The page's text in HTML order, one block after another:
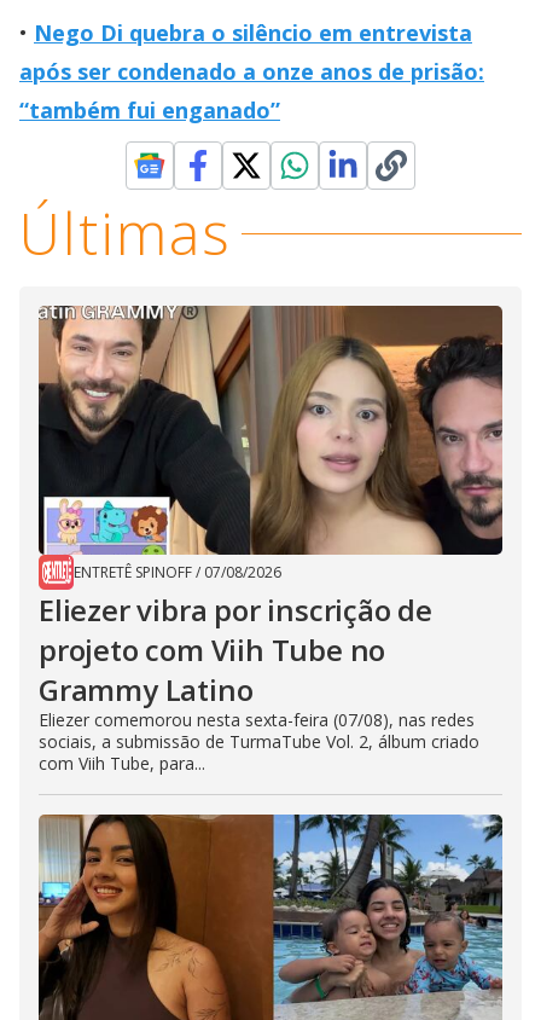
Nego Di quebra o silêncio em entrevista
após ser condenado a onze anos de prisão:
“também fui enganado”
Últimas
ENTRETÊ SPINOFF/ 07/08/2026
Eliezer vibra por inscrição de
projeto com Viih Tube no
Grammy Latino
Eliezer comemorou nesta sexta-feira (07/08), nas redes
sociais, a submissão de TurmaTube Vol. 2, álbum criado
com Viih Tube, para...